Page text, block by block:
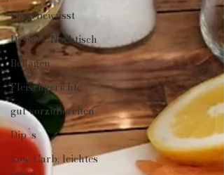
Figurbewusst
Dessert/Nachtisch
Beilagen
Fleischgerichte
gut vorzubereiten
Dip´s
Low-Carb, leichtes